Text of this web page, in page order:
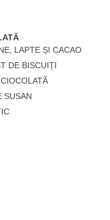
LAPTE ȘI CACAO
DE BISCUIȚI
SUSAN